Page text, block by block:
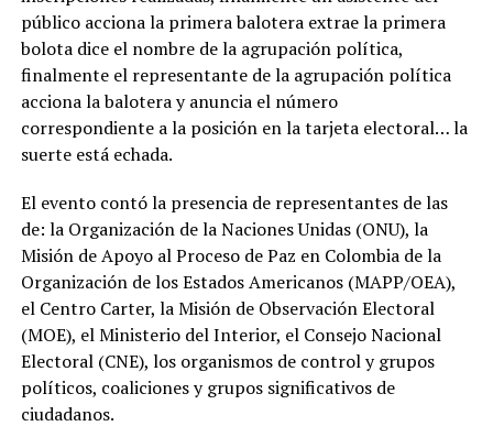
público acciona la primera balotera extrae la primera
bolota dice el nombre de la agrupación política,
finalmente el representante de la agrupación política
acciona la balotera y anuncia el número
correspondiente a la posición en la tarjeta electoral… la
suerte está echada.
El evento contó la presencia de representantes de las
de: la Organización de la Naciones Unidas (ONU), la
Misión de Apoyo al Proceso de Paz en Colombia de la
Organización de los Estados Americanos (MAPP/OEA),
el Centro Carter, la Misión de Observación Electoral
(MOE), el Ministerio del Interior, el Consejo Nacional
Electoral (CNE), los organismos de control y grupos
políticos, coaliciones y grupos significativos de
ciudadanos.